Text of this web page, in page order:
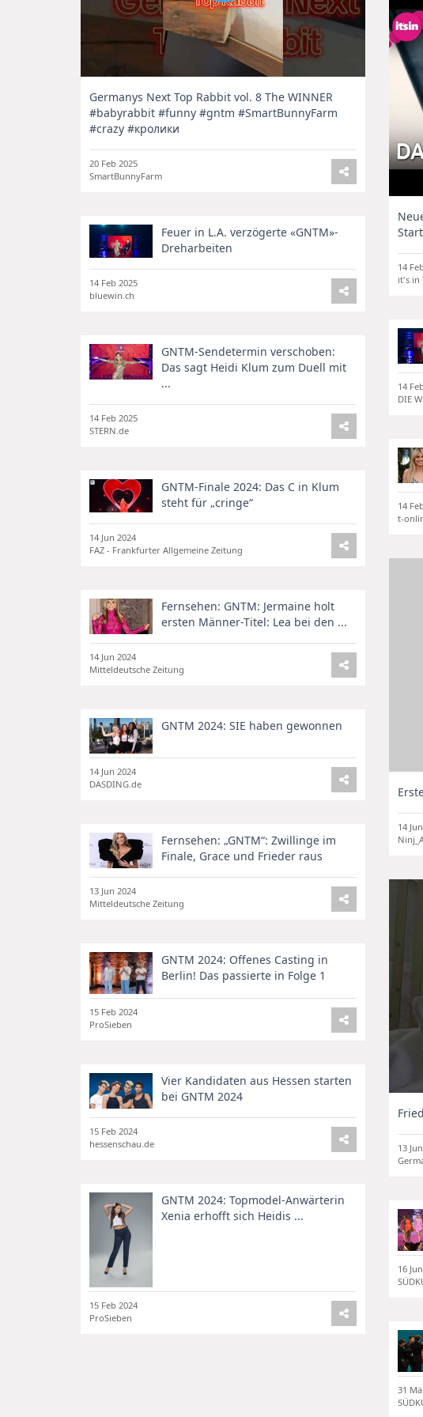
Germanys Next Top Rabbit vol. 8 The WINNER
#babyrabbit #funny #gntm #SmartBunnyFarm
#crazy #кролики
20 Feb 2025
SmartBunnyFarm
14
it's in
Feuer in L.A. verzögerte «GNTM»-
Dreharbeiten
14 Feb 2025
bluewin.ch
14
DIE
GNTM-Sendetermin verschoben:
Das sagt Heidi Klum zum Duell mit
...
14 Feb 2025
STERN.de
14
t-
GNTM-Finale 2024: Das C in Klum
steht für „cringe“
14 Jun 2024
FAZ - Frankfurter Allgemeine Zeitung
14
Fernsehen: GNTM: Jermaine holt
ersten Männer-Titel: Lea bei den ...
14 Jun 2024
Mitteldeutsche Zeitung
GNTM 2024: SIE haben gewonnen
14 Jun 2024
DASDING.de
Fernsehen: „GNTM“: Zwillinge im
Finale, Grace und Frieder raus
13 Jun 2024
Mitteldeutsche Zeitung
13
GNTM 2024: Offenes Casting in
Berlin! Das passierte in Folge 1
15 Feb 2024
ProSieben
Vier Kandidaten aus Hessen starten
bei GNTM 2024
15 Feb 2024
hessenschau.de
GNTM 2024: Topmodel-Anwärterin
Xenia erhofft sich Heidis ...
15 Feb 2024
ProSieben
16
31